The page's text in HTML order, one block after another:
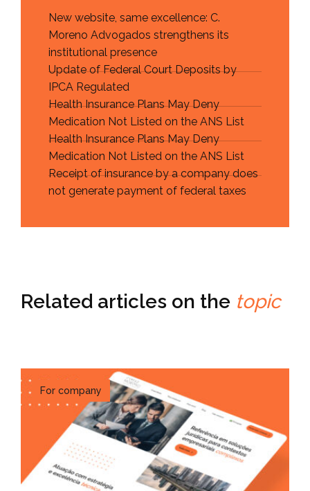
New website, same excellence: C.
Moreno Advogados strengthens its
institutional presence
Update of Federal Court Deposits by
IPCA Regulated
Health Insurance Plans May Deny
Medication Not Listed on the ANS List
Health Insurance Plans May Deny
Medication Not Listed on the ANS List
Receipt of insurance by a company does
not generate payment of federal taxes
Related articles on the topic
For company